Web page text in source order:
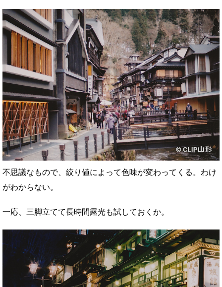
不思議なもので、絞り値によって色味が変わってくる。わけ
がわからない。
一応、三脚立てて長時間露光も試しておくか。